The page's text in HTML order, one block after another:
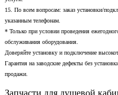
15. По всем вопросам: заказ установки/
указанным телефонам.
* Только при условии проведения
обслуживания оборудования.
Доверяйте установку и подключение
Гарантия на заводские дефекты без
продажи.
Запчасти для душевой